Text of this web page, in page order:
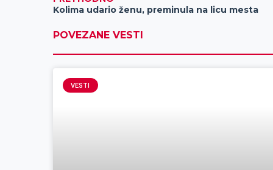
Kolima udario ženu, preminula na licu mesta
POVEZANE VESTI
VESTI